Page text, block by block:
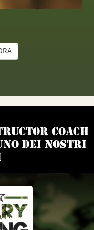
Coach
dei nostri